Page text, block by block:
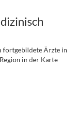
fortgebildete Ärzte in
in der Karte